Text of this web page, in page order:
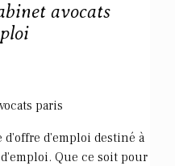
avocats
paris
d'emploi destiné à
Que ce soit pour